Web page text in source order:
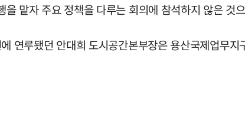
맡자 주요 정책을 다루는 회의에 참석하지 않은 것
연루됐던 안대희 도시공간본부장은 용산국제업무